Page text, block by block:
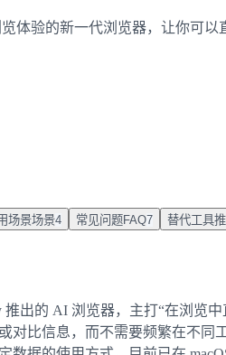
体验的新一代浏览器，让你可
场景场景4 常见问题 FAQ7 替代工具
推出的 AI 浏览器，主打“在浏
对比信息，而不需要频繁在不